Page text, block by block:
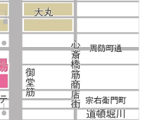
新情報を配信中！
の中から